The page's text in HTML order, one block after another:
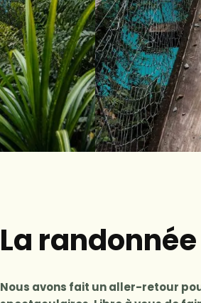
La randonnée
Nous avons fait un aller-retour